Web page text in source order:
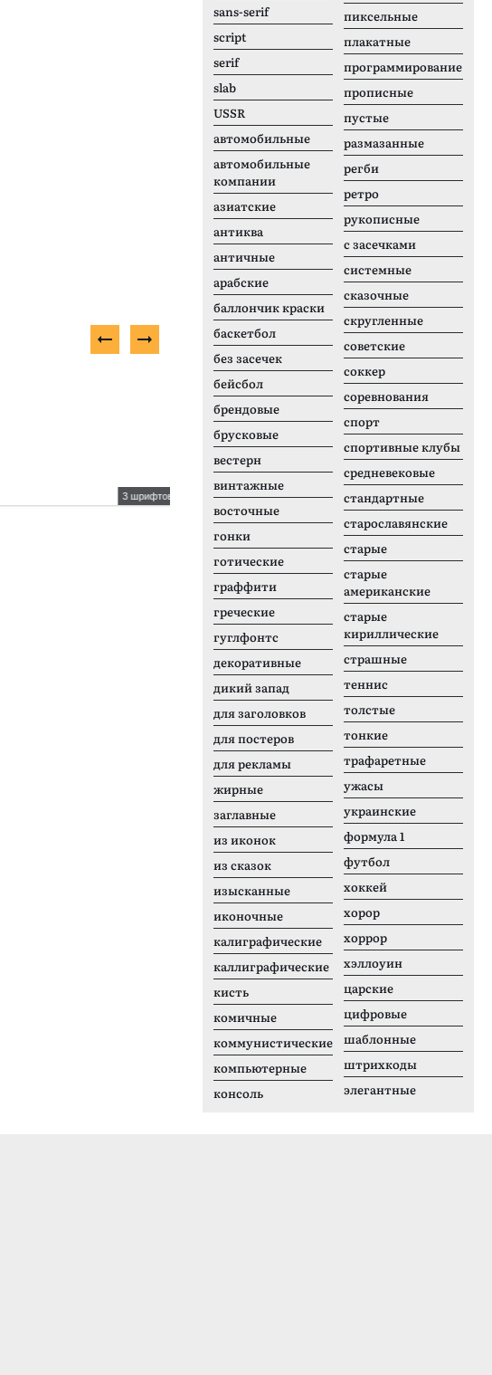
3 шрифтов
Платный шрифт
2 шрифтов
Syndicate vol 1
sans-serif
script
serif
slab
USSR
автомобильные
автомобильные
компании
азиатские
антиква
античные
арабские
баллончик краски
баскетбол
без засечек
бейсбол
брендовые
брусковые
вестерн
винтажные
восточные
гонки
готические
граффити
греческие
гуглфонтс
декоративные
дикий запад
для заголовков
для постеров
для рекламы
жирные
заглавные
из иконок
из сказок
изысканные
иконочные
калиграфические
каллиграфические
кисть
комичные
коммунистические
компьютерные
консоль
пиксельные
плакатные
программирование
прописные
пустые
размазанные
регби
ретро
рукописные
с засечками
системные
сказочные
скругленные
советские
соккер
соревнования
спорт
спортивные клубы
средневековые
стандартные
старославянские
старые
старые
американские
старые
кириллические
страшные
теннис
толстые
тонкие
трафаретные
ужасы
украинские
формула 1
футбол
хоккей
хорор
хоррор
хэллоуин
царские
цифровые
шаблонные
штрихкоды
элегантные